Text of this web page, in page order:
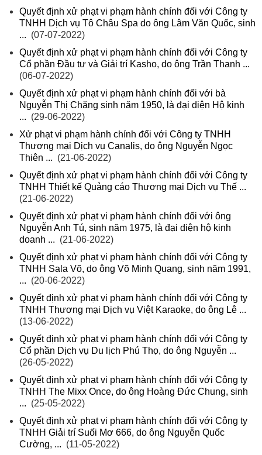
Quyết định xử phạt vi phạm hành chính đối với Công ty
TNHH Dịch vụ Tô Châu Spa do ông Lâm Văn Quốc, sinh
... (07-07-2022)
Quyết định xử phạt vi phạm hành chính đối với Công ty
Cổ phần Đầu tư và Giải trí Kasho, do ông Trần Thanh ...
(06-07-2022)
Quyết định xử phạt vi phạm hành chính đối với bà
Nguyễn Thị Chăng sinh năm 1950, là đại diện Hộ kinh
... (29-06-2022)
Xử phạt vi phạm hành chính đối với Công ty TNHH
Thương mại Dịch vụ Canalis, do ông Nguyễn Ngọc
Thiên ... (21-06-2022)
Quyết định xử phạt vi phạm hành chính đối với Công ty
TNHH Thiết kế Quảng cáo Thương mại Dịch vụ Thế ...
(21-06-2022)
Quyết định xử phạt vi phạm hành chính đối với ông
Nguyễn Anh Tú, sinh năm 1975, là đại diện hộ kinh
doanh ... (21-06-2022)
Quyết định xử phạt vi phạm hành chính đối với Công ty
TNHH Sala Võ, do ông Võ Minh Quang, sinh năm 1991,
... (20-06-2022)
Quyết định xử phạt vi phạm hành chính đối với Công ty
TNHH Thương mại Dịch vụ Việt Karaoke, do ông Lê ...
(13-06-2022)
Quyết định xử phạt vi phạm hành chính đối với Công ty
Cổ phần Dịch vụ Du lịch Phú Thọ, do ông Nguyễn ...
(26-05-2022)
Quyết định xử phạt vi phạm hành chính đối với Công ty
TNHH The Mixx Once, do ông Hoàng Đức Chung, sinh
... (25-05-2022)
Quyết định xử phạt vi phạm hành chính đối với Công ty
TNHH Giải trí Suối Mơ 666, do ông Nguyễn Quốc
Cường, ... (11-05-2022)